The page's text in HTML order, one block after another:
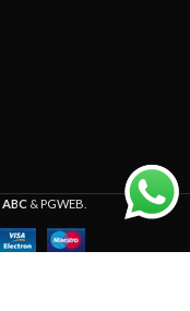
ABC &PGWEB